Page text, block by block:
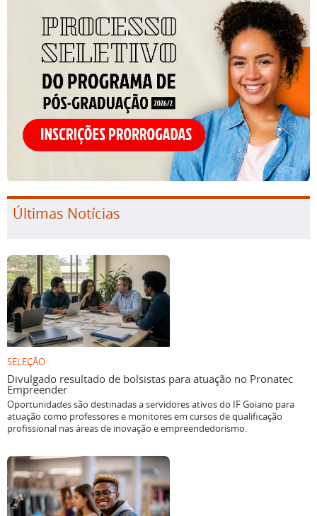
Últimas Notícias
SELEÇÃO
Divulgado resultado de bolsistas para atuação no Pronatec
Empreender
Oportunidades são destinadas a servidores ativos do IF Goiano para
atuação como professores e monitores em cursos de qualificação
profissional nas áreas de inovação e empreendedorismo.